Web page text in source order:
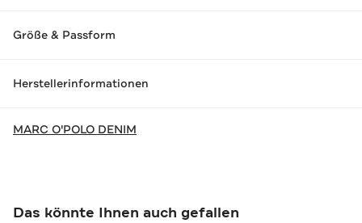
Größe & Passform
Herstellerinformationen
MARC O'POLO DENIM
Das könnte Ihnen auch gefallen